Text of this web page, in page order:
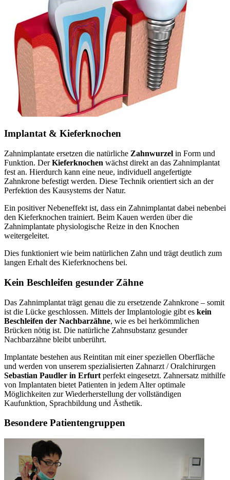
Implantat & Kieferknochen
Zahnimplantate ersetzen die natürliche Zahnwurzel in Form und
Funktion. DerKieferknochen wächst direkt an das Zahnimplantat
fest an. Hierdurch kann eine neue, individuell angefertigte
Zahnkrone befestigt werden. Diese Technik orientiert sich an der
Perfektion des Kausystems der Natur.
Ein positiver Nebeneffekt ist, dass ein Zahnimplantat dabei nebenbei
den Kieferknochen trainiert. Beim Kauen werden über die
Zahnimplantate physiologische Reize in den Knochen
weitergeleitet.
Dies funktioniert wie beim natürlichen Zahn und trägt deutlich zum
langen Erhalt des Kieferknochens bei.
Kein Beschleifen gesunder Zähne
Das Zahnimplantat trägt genau die zu ersetzende Zahnkrone – somit
ist die Lücke geschlossen. Mittels der Implantologie gibt es kein
Beschleifen der Nachbarzähne, wie es bei herkömmlichen
Brücken nötig ist. Die natürliche Zahnsubstanz gesunder
Nachbarzähne bleibt unberührt.
Implantate bestehen aus Reintitan mit einer speziellen Oberfläche
und werden von unserem spezialisierten Zahnarzt / Oralchirurgen
Sebastian Paudler in Erfurt perfekt eingesetzt. Zahnersatz mithilfe
von Implantaten bietet Patienten in jedem Alter optimale
Möglichkeiten zur Wiederherstellung der vollständigen
Kaufunktion, Sprachbildung und Ästhetik.
Besondere Patientengruppen